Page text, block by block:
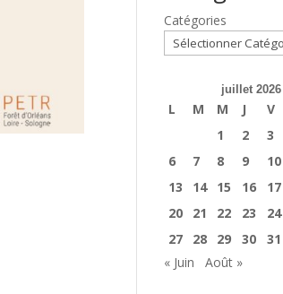
Catégories
juillet 2026
L M M J V
1
2 3
6
7 8 9 10
13
14 15 16 17
20
21 22 23 24
27
28 29 30
31
« Juin
Août »